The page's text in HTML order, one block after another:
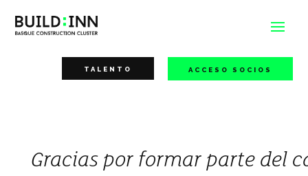
TALENTO ACCESO SOCIOS
Gracias por formar parte del